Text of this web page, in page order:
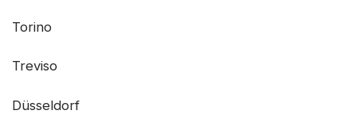
Torino
Treviso
Düsseldorf